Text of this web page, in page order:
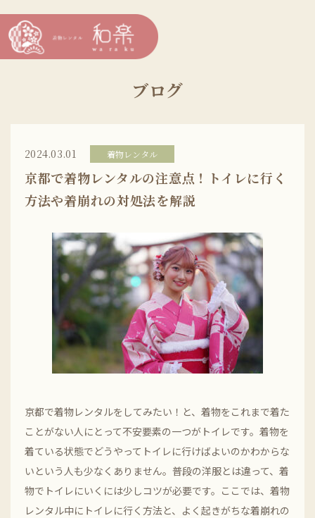
ブログ
2024.03.01 着物レンタル
京都で着物レンタルの注意点！トイレに行く
方法や着崩れの対処法を解説
京都で着物レンタルをしてみたい！と、着物をこれまで着た
ことがない人にとって不安要素の一つがトイレです。着物を
着ている状態でどうやってトイレに行けばよいのかわからな
いという人も少なくありません。普段の洋服とは違って、着
物でトイレにいくには少しコツが必要です。ここでは、着物
レンタル中にトイレに行く方法と、よく起きがちな着崩れの